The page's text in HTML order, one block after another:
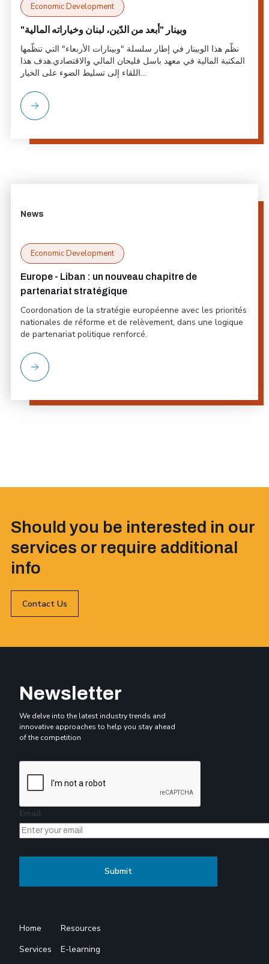
Economic Development
"وبينار "أبعد من الدّين، لبنان وخياراته المالية
نظّم هذا الوبينار في إطار سلسلة "وبينارات الأربعاء" التي تنظّمها
المكتبة المالية في معهد باسل فليحان المالي والاقتصادي.هدف هذا
اللقاء إلى تسليط الضوء على الخيار...
News
Economic Development
Europe - Liban : un nouveau chapitre de
partenariat stratégique
Coordonation de la stratégie européenne avec les priorités
nationales de réforme et de relèvement, dans une logique
de partenariat politique renforcé.
Should you be interested in our
services or require additional
info
Contact Us
Newsletter
We delve into the latest industry trends and
innovative approaches to help you stay ahead
of the competition
Email
Home
Services
Resources
E-learning